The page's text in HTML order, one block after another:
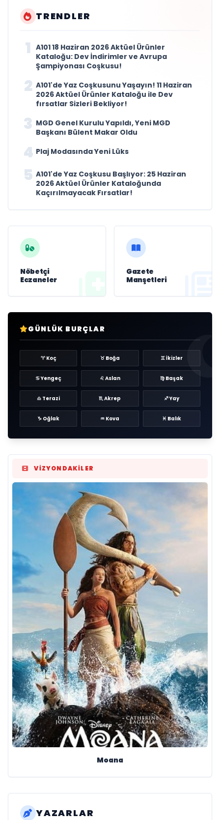
TRENDLER
1 A101 18 Haziran 2026 Aktüel Ürünler
Kataloğu: Dev İndirimler ve Avrupa
Şampiyonası Coşkusu!
2 A101'de Yaz Coşkusunu Yaşayın! 11 Haziran
2026 Aktüel Ürünler Kataloğu ile Dev
fırsatlar Sizleri Bekliyor!
3 MGD Genel Kurulu Yapıldı, Yeni MGD
Başkanı Bülent Makar Oldu
4 Plaj Modasında Yeni Lüks
5 A101'de Yaz Coşkusu Başlıyor: 25 Haziran
2026 Aktüel Ürünler Kataloğunda
Kaçırılmayacak Fırsatlar!
Nöbetçi
Eczaneler
Gazete
Manşetleri
GÜNLÜK BURÇLAR
♈ Koç ♉ Boğa ♊ İkizler
♋ Yengeç ♌ Aslan ♍ Başak
♎ Terazi ♏ Akrep ♐ Yay
♑ Oğlak ♒ Kova ♓ Balık
VIZYONDAKILER
Moana
YAZARLAR